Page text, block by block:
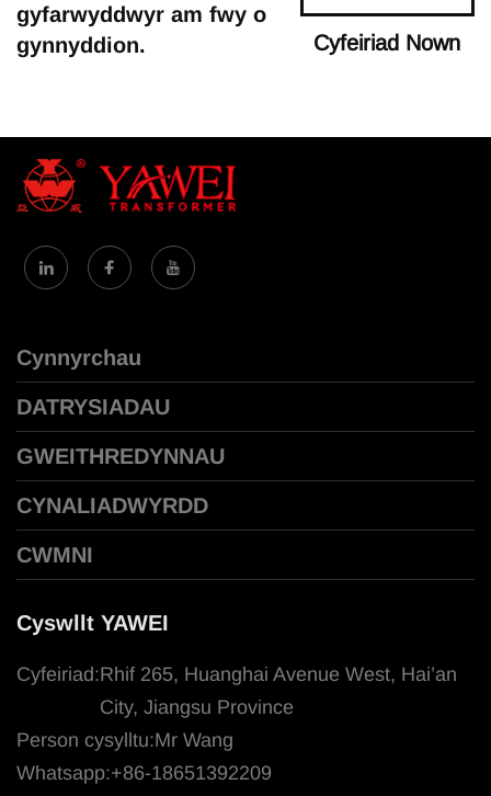
gyfarwyddwyr am fwy o
gynnyddion.
Cyfeiriad Nown
Cynnyrchau
DATRYSIADAU
GWEITHREDYNNAU
CYNALIADWYRDD
CWMNI
Cyswllt YAWEI
Cyfeiriad:Rhif 265, Huanghai Avenue West, Hai’an
City, Jiangsu Province
Person cysylltu:Mr Wang
Whatsapp:+86-18651392209